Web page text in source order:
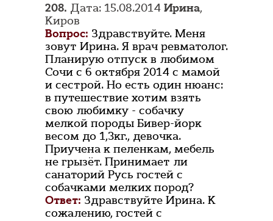
208. Дата: 15.08.2014 Ирина,
Киров
Вопрос: Здравствуйте. Меня
зовут Ирина. Я врач ревматолог.
Планирую отпуск в любимом
Сочи с 6 октября 2014 с мамой
и сестрой. Но есть один нюанс:
в путешествие хотим взять
свою любимку - собачку
мелкой породы Бивер-йорк
весом до 1,3кг., девочка.
Приучена к пеленкам, мебель
не грызёт. Принимает ли
санаторий Русь гостей с
собачками мелких пород?
Ответ: Здравствуйте Ирина. К
сожалению, гостей с